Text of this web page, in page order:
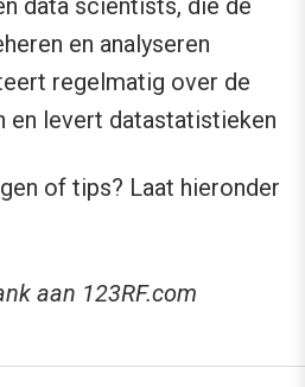
en analyseren
regelmatig over de
en levert datastatistieken
of tips? Laat hieronder
aan 123RF.com